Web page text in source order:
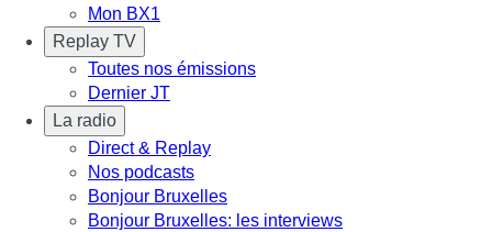
Mon BX1
Replay TV
Toutes nos émissions
Dernier JT
La radio
Direct & Replay
Nos podcasts
Bonjour Bruxelles
Bonjour Bruxelles: les interviews